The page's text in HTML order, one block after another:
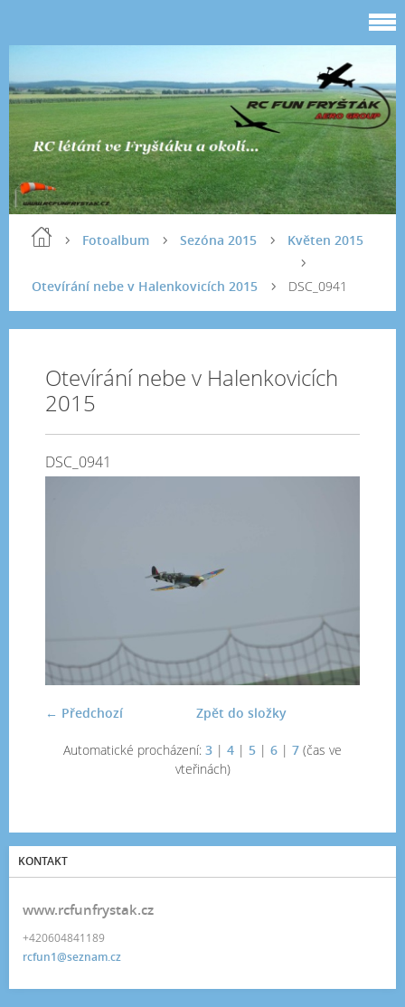
Fotoalbum Sezóna 2015 Květen 2015
Otevírání nebe v Halenkovicích 2015 DSC_0941
Otevírání nebe v Halenkovicích
2015
DSC_0941
← Předchozí Zpět do složky
Automatické procházení: 3 | 4 | 5 | 6 | 7 (čas ve
vteřinách)
KONTAKT
www.rcfunfrystak.cz
+420604841189
rcfun1@seznam.cz